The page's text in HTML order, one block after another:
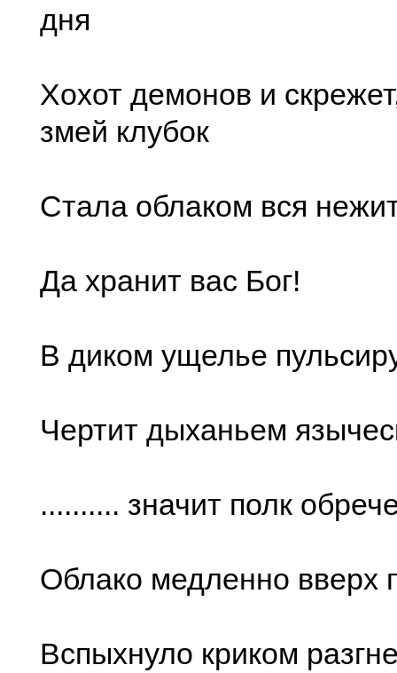
дня
Хохот демонов и
змей клубок
Стала облаком вся
Да хранит вас Бог!
В диком ущелье
Чертит дыханьем
.......... значит полк
Облако медленно вверх
Вспыхнуло криком